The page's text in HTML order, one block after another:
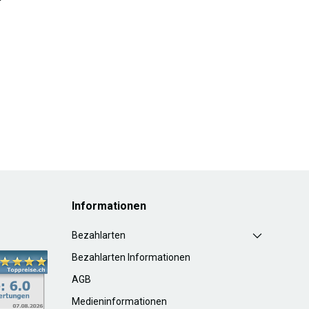
Informationen
Bezahlarten
Bezahlarten Informationen
AGB
Medieninformationen